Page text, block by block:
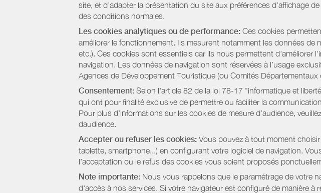
site, et d’adapter la présentation du site aux préférences d’affichage
des conditions normales.
Les cookies analytiques ou de performance: Ces cookies
améliorer le fonctionnement. Ils mesurent notamment les données de
etc.). Ces cookies sont essentiels car ils nous permettent d'améliorer
navigation. Les données de navigation sont réservées à l’usage
Agences de Développement Touristique (ou Comités
Consentement: Selon l'article 82 de la loi 78-17 "informatique et
qui ont pour finalité exclusive de permettre ou faciliter la
Pour plus d’informations sur les cookies de mesure d’audience,
daudience.
Accepter ou refuser les cookies: Vous pouvez à tout moment
tablette, smartphone...) en configurant votre logiciel de navigation.
l’acceptation ou le refus des cookies vous soient proposés
Note importante: Nous vous rappelons que le paramétrage de votre
d'accès à nos services. Si votre navigateur est configuré de manière